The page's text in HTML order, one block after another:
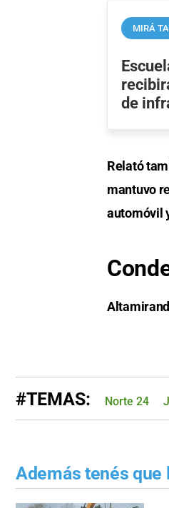
MIRÁ
de
Relató
mantuvo
automóvil
#TEMAS: Norte 24
Además tenés que